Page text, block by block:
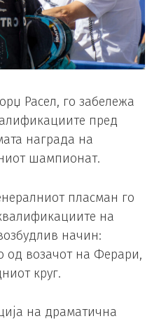
Расел, го забележа
пред
награда на
шампионат.
пласман го
на
начин:
од возачот на Ферари,
круг.
на драматична